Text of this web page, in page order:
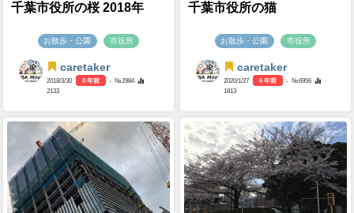
千葉市役所の桜 2018年
お散歩・公園 市役所
caretaker
2018/3/30 8 年前
- №2984
2133
千葉市役所の猫
お散歩・公園 市役所
caretaker
2020/1/27 6 年前
- №6956
1813